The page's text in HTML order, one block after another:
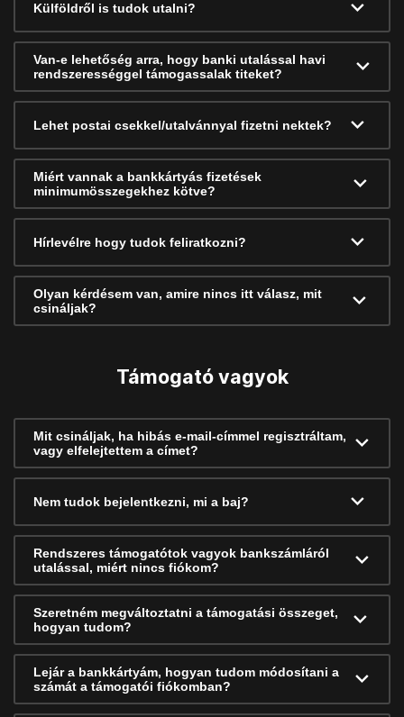
Külföldről is tudok utalni?
Van-e lehetőség arra, hogy banki utalással havi
rendszerességgel támogassalak titeket?
Lehet postai csekkel/utalvánnyal fizetni nektek?
Miért vannak a bankkártyás fizetések
minimumösszegekhez kötve?
Hírlevélre hogy tudok feliratkozni?
Olyan kérdésem van, amire nincs itt válasz, mit
csináljak?
Támogató vagyok
Mit csináljak, ha hibás e-mail-címmel regisztráltam,
vagy elfelejtettem a címet?
Nem tudok bejelentkezni, mi a baj?
Rendszeres támogatótok vagyok bankszámláról
utalással, miért nincs fiókom?
Szeretném megváltoztatni a támogatási összeget,
hogyan tudom?
Lejár a bankkártyám, hogyan tudom módosítani a
számát a támogatói fiókomban?